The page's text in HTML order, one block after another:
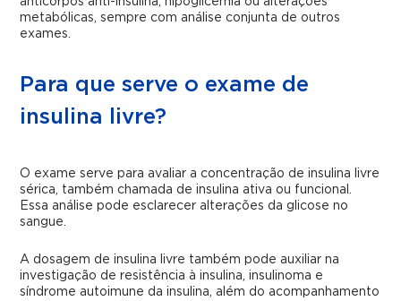
metabólicas, sempre com análise conjunta de outros
exames.
Para que serve o exame de
insulina livre?
O exame serve para avaliar a concentração de insulina livre
sérica, também chamada de insulina ativa ou funcional.
Essa análise pode esclarecer alterações da glicose no
sangue.
A dosagem de insulina livre também pode auxiliar na
investigação de resistência à insulina, insulinoma e
síndrome autoimune da insulina, além do acompanhamento